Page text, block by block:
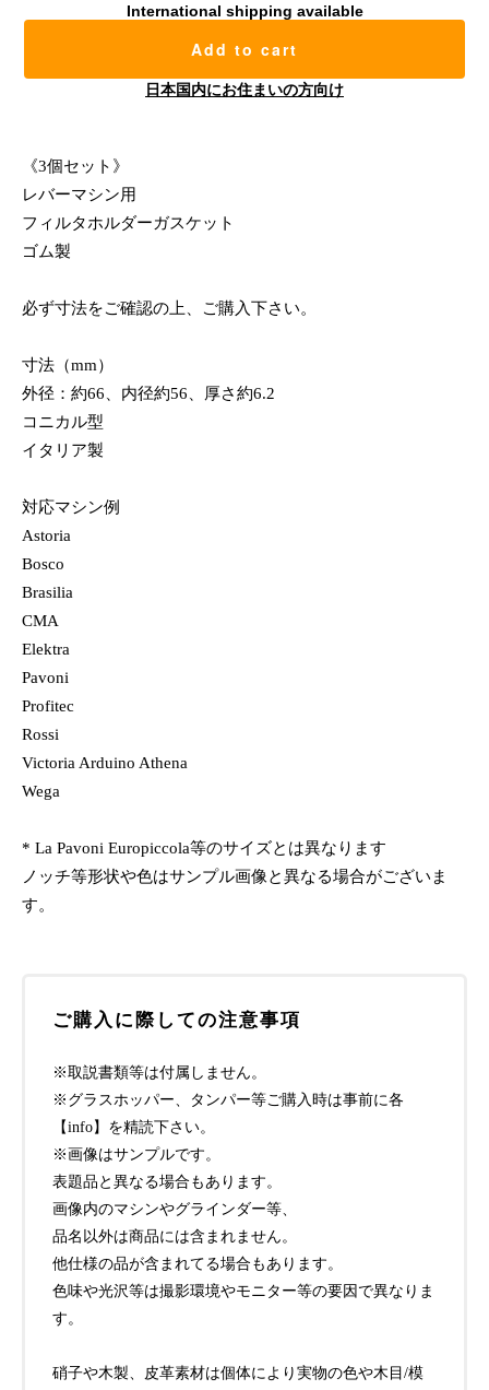
International shipping available
Add to cart
日本国内にお住まいの方向け
《3個セット》
レバーマシン用
フィルタホルダーガスケット
ゴム製
必ず寸法をご確認の上、ご購入下さい。
寸法（mm）
外径：約66、内径約56、厚さ約6.2
コニカル型
イタリア製
対応マシン例
Astoria
Bosco
Brasilia
CMA
Elektra
Pavoni
Profitec
Rossi
Victoria Arduino Athena
Wega
* La Pavoni Europiccola等のサイズとは異なります
ノッチ等形状や色はサンプル画像と異なる場合がございま
す。
ご購入に際しての注意事項
※取説書類等は付属しません。
※グラスホッパー、タンパー等ご購入時は事前に各
【info】を精読下さい。
※画像はサンプルです。
表題品と異なる場合もあります。
画像内のマシンやグラインダー等、
品名以外は商品には含まれません。
他仕様の品が含まれてる場合もあります。
色味や光沢等は撮影環境やモニター等の要因で異なりま
す。
硝子や木製、皮革素材は個体により実物の色や木目/模